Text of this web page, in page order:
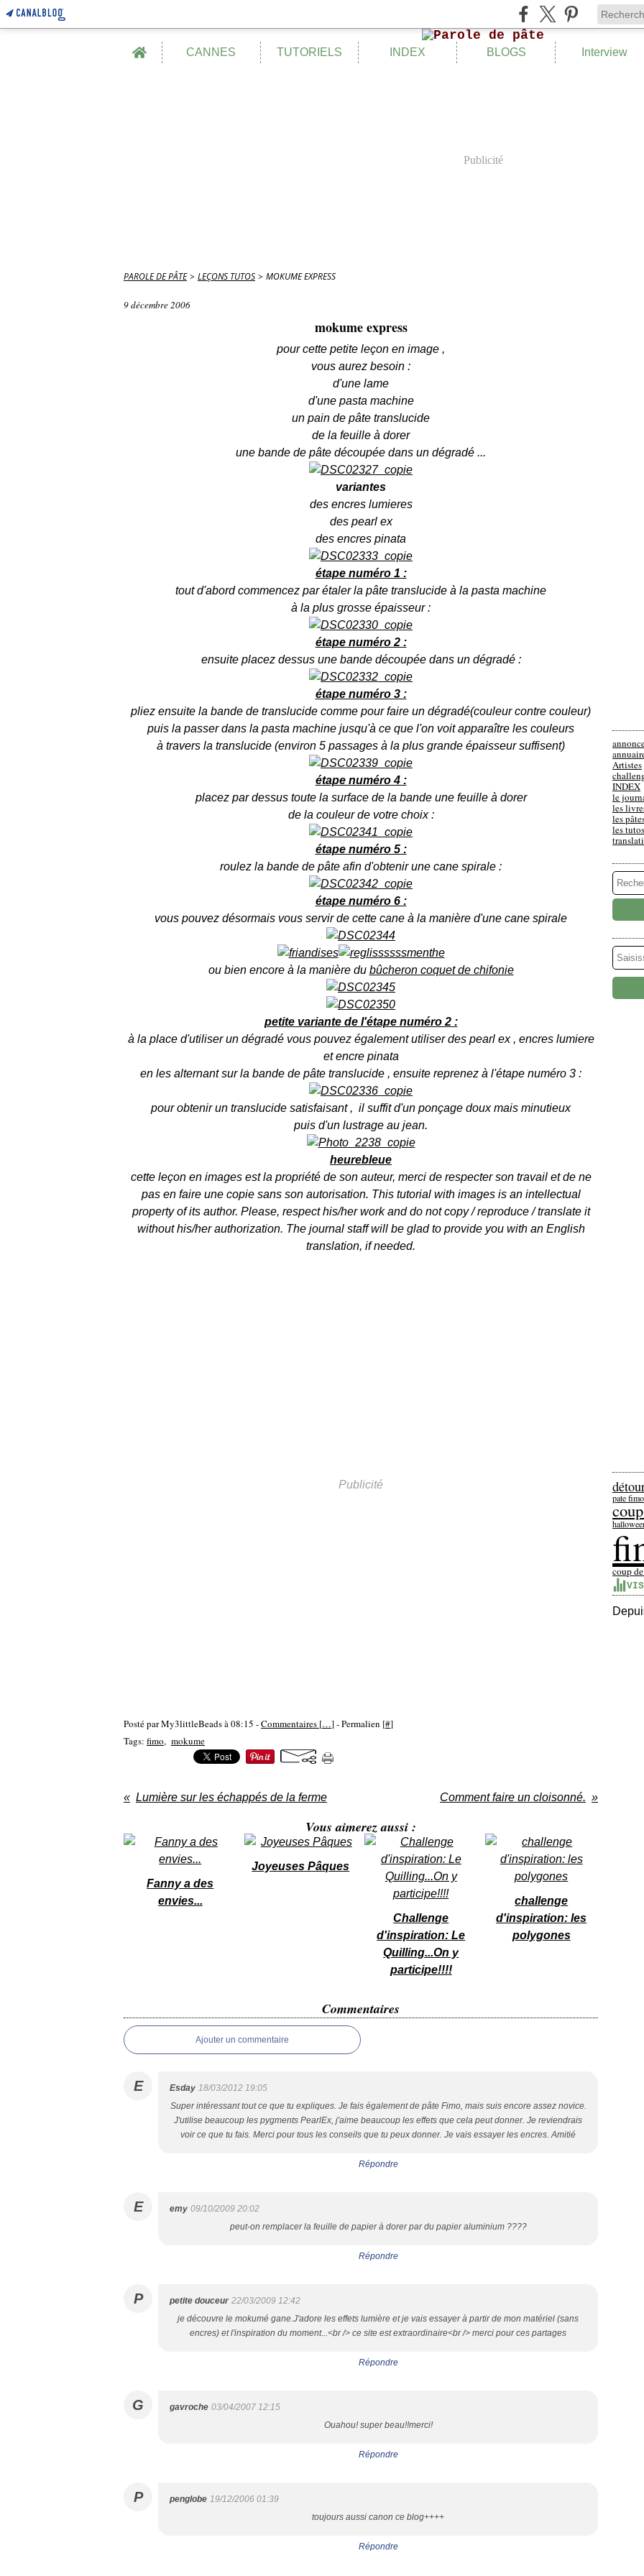
Home CANNES TUTORIELS INDEX BLOGS Interview
Publicité
PAROLE DE PÂTE > LEÇONS TUTOS > MOKUME EXPRESS
9 décembre 2006
mokume express
pour cette petite leçon en image ,
vous aurez besoin :
d'une lame
d'une pasta machine
un pain de pâte translucide
de la feuille à dorer
une bande de pâte découpée dans un dégradé ...
variantes
des encres lumieres
des pearl ex
des encres pinata
étape numéro 1 :
tout d'abord commencez par étaler la pâte translucide à la pasta machine
à la plus grosse épaisseur :
étape numéro 2 :
ensuite placez dessus une bande découpée dans un dégradé :
étape numéro 3 :
pliez ensuite la bande de translucide comme pour faire un dégradé(couleur contre couleur)
puis la passer dans la pasta machine jusqu'à ce que l'on voit apparaître les couleurs
à travers la translucide (environ 5 passages à la plus grande épaisseur suffisent)
étape numéro 4 :
placez par dessus toute la surface de la bande une feuille à dorer
de la couleur de votre choix :
étape numéro 5 :
roulez la bande de pâte afin d'obtenir une cane spirale :
étape numéro 6 :
vous pouvez désormais vous servir de cette cane à la manière d'une cane spirale
ou bien encore à la manière du bûcheron coquet de chifonie
petite variante de l'étape numéro 2 :
à la place d'utiliser un dégradé vous pouvez également utiliser des pearl ex , encres lumiere
et encre pinata
en les alternant sur la bande de pâte translucide , ensuite reprenez à l'étape numéro 3 :
pour obtenir un translucide satisfaisant , il suffit d'un ponçage doux mais minutieux
puis d'un lustrage au jean.
heurebleue
cette leçon en images est la propriété de son auteur, merci de respecter son travail et de ne
pas en faire une copie sans son autorisation. This tutorial with images is an intellectual
property of its author. Please, respect his/her work and do not copy / reproduce / translate it
without his/her authorization. The journal staff will be glad to provide you with an English
translation, if needed.
Publicité
Posté par My3littleBeads à 08:15 -Commentaires […]- Permalien [#]
Tags: fimo, mokume
Lumière sur les échappés de la ferme Comment faire un cloisonné.
Vous aimerez aussi :
Fanny a des
envies...
Joyeuses Pâques
Challenge
d'inspiration: Le
Quilling...On y
participe!!!!
challenge
d'inspiration: les
polygones
Commentaires
Ajouter un commentaire
E Esday 18/03/2012 19:05
Super intéressant tout ce que tu expliques. Je fais également de pâte Fimo, mais suis encore assez novice.
J'utilise beaucoup les pygments PearlEx, j'aime beaucoup les effets que cela peut donner. Je reviendrais
voir ce que tu fais. Merci pour tous les conseils que tu peux donner. Je vais essayer les encres. Amitié
Répondre
E emy 09/10/2009 20:02
peut-on remplacer la feuille de papier à dorer par du papier aluminium ????
Répondre
P petite douceur 22/03/2009 12:42
je découvre le mokumé gane.J'adore les effets lumière et je vais essayer à partir de mon matériel (sans
encres) et l'inspiration du moment...<br /> ce site est extraordinaire<br /> merci pour ces partages
Répondre
G gavroche 03/04/2007 12:15
Ouahou! super beau!!merci!
Répondre
P penglobe 19/12/2006 01:39
toujours aussi canon ce blog++++
Répondre
Artistes
INDEX
le
les
les
les tutos
pate fimo
coup